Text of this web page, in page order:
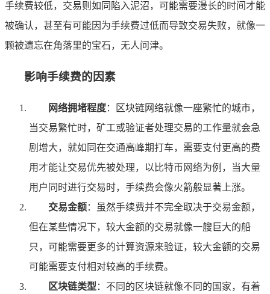
手续费较低，交易则如同陷入泥沼，可能需要漫长的时间才能
被确认，甚至有可能因为手续费过低而导致交易失败，就像一
颗被遗忘在角落里的宝石，无人问津。
影响手续费的因素
网络拥堵程度：区块链网络就像一座繁忙的城市，
当交易繁忙时，矿工或验证者处理交易的工作量就会急
剧增大，就如同在交通高峰期打车，需要支付更高的费
用才能让交易优先被处理，以比特币网络为例，当大量
用户同时进行交易时，手续费会像火箭般显著上涨。
交易金额：虽然手续费并不完全取决于交易金额，
但在某些情况下，较大金额的交易就像一艘巨大的船
只，可能需要更多的计算资源来验证，较大金额的交易
可能需要支付相对较高的手续费。
区块链类型 ：不同的区块链就像不同的国家，有着